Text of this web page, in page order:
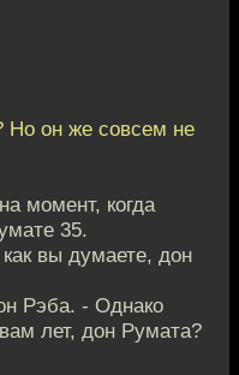
он же совсем не
момент, когда
35.
вы думаете, дон
Рэба. - Однако
лет, дон Румата?